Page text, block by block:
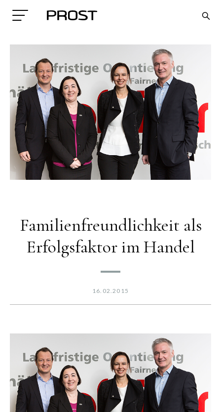
Search
Familienfreundlichkeit als
Erfolgsfaktor im Handel
16.02.2015